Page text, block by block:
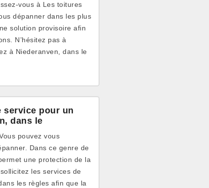
vous à Les toitures
dépanner dans les plus
solution provisoire afin
N’hésitez pas à
à Niederanven, dans le
service pour un
dans le
pouvez vous
Dans ce genre de
une protection de la
les services de
les règles afin que la